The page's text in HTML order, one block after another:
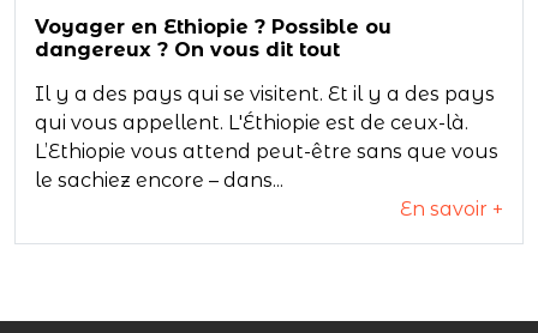
Voyager en Ethiopie ? Possible ou
dangereux ? On vous dit tout
Il y a des pays qui se visitent. Et il y a des pays
qui vous appellent. L'Éthiopie est de ceux-là.
L’Ethiopie vous attend peut-être sans que vous
le sachiez encore – dans...
En savoir +